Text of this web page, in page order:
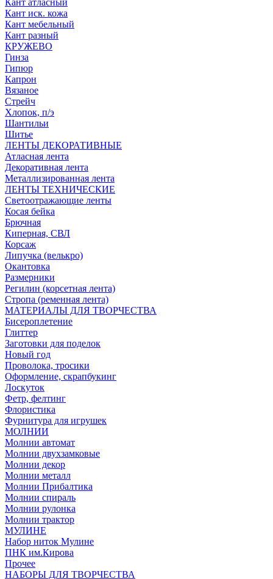
Кант атласный
Кант иск. кожа
Кант мебельный
Кант разный
КРУЖЕВО
Гинза
Гипюр
Капрон
Вязаное
Стрейч
Хлопок, п/э
Шантильи
Шитье
ЛЕНТЫ ДЕКОРАТИВНЫЕ
Атласная лента
Декоративная лента
Металлизированная лента
ЛЕНТЫ ТЕХНИЧЕСКИЕ
Светоотражающие ленты
Косая бейка
Брючная
Киперная, СВЛ
Корсаж
Липучка (велькро)
Окантовка
Размерники
Регилин (корсетная лента)
Стропа (ременная лента)
МАТЕРИАЛЫ ДЛЯ ТВОРЧЕСТВА
Бисероплетение
Глиттер
Заготовки для поделок
Новый год
Проволока, тросики
Оформление, скрапбукинг
Лоскуток
Фетр, фелтинг
Флористика
Фурнитура для игрушек
МОЛНИИ
Молнии автомат
Молнии двухзамковые
Молнии декор
Молнии металл
Молнии Прибалтика
Молнии спираль
Молнии рулонка
Молнии трактор
МУЛИНЕ
Набор ниток Мулине
ПНК им.Кирова
Прочее
НАБОРЫ ДЛЯ ТВОРЧЕСТВА